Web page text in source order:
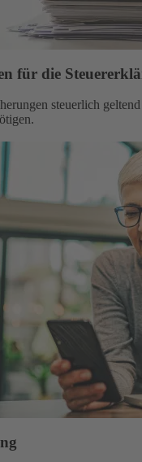
für die
steuerlich